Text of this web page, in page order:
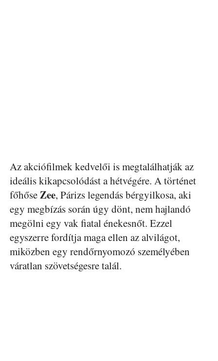
Az akciófilmek kedvelői is megtalálhatják az
ideális kikapcsolódást a hétvégére. A történet
főhőseZee, Párizs legendás bérgyilkosa, aki
egy megbízás során úgy dönt, nem hajlandó
megölni egy vak fiatal énekesnőt. Ezzel
egyszerre fordítja maga ellen az alvilágot,
miközben egy rendőrnyomozó személyében
váratlan szövetségesre talál.